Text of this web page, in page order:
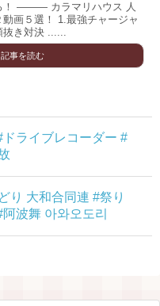
！ ——— カラマリハウス 人
画５選！ 1.最強チャージャ
抜き対決 ......
記事を読む
ライブレコーダー #
り 大和合同連 #祭り
波舞 아와오도리